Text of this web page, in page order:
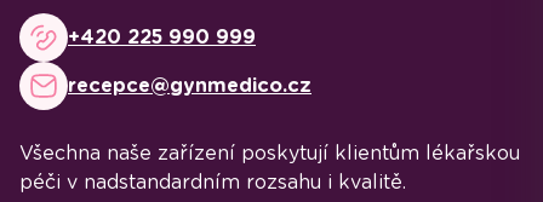
+420 225 990 999
recepce@gynmedico.cz
Všechna naše zařízení poskytují klientům lékařskou
péči v nadstandardním rozsahu i kvalitě.